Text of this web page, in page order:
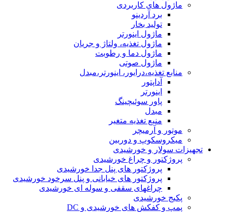
ماژول های کاربردی
برد آردینو
تولید بخار
ماژول اینورتر
ماژول تغذیه، ولتاژ و جریان
ماژول دما و رطوبت
ماژول صوتی
منابع تغذیه،درایور، اینورتر،مبدل
آداپتور
اینورتر
پاور سوئیچینگ
مبدل
منبع تغذیه متغیر
موتور و آرمیچر
میکروسکوپ و دوربین
تجهیزات سولار و خورشیدی
پروژکتور و چراغ خورشیدی
پروژکتور های پنل جدا خورشیدی
پروژکتور های خیابانی و پنل سرخود خورشیدی
چراغهای سقفی و سوله ای خورشیدی
پکیج خورشیدی
پمپ و کفکش های خورشیدی و DC